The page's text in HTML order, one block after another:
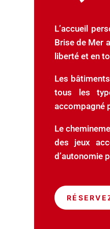
L’accueil
Brise de Mer
liberté et en
Les
tous les
accompagné
Le
des jeux
d’autonomie